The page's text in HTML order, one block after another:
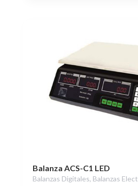
Balanza ACS-C1 LED
Balanzas Digitales, Balanzas